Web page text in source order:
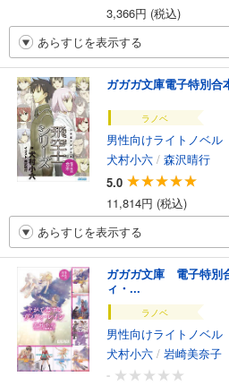
3,366円 (税込)
あらすじを表示する
ガガガ文庫電子特別
ラノベ
男性向けライトノベル
犬村小六 / 森沢晴行
5.0
11,814円 (税込)
あらすじを表示する
ガガガ文庫 電子特別
ィ・...
ラノベ
男性向けライトノベル
犬村小六 / 岩崎美奈子
-